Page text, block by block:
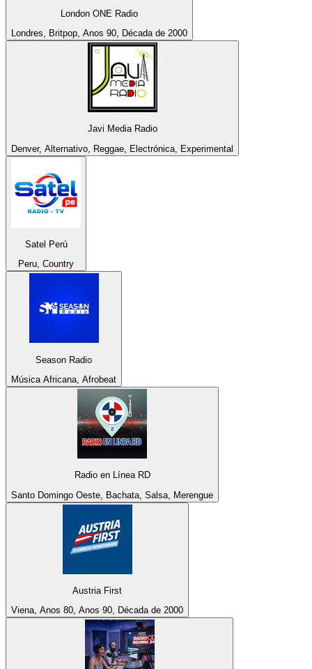
London ONE Radio
Londres, Britpop, Anos 90, Década de 2000
Javi Media Radio
Denver, Alternativo, Reggae, Electrónica, Experimental
Satel Perú
Peru, Country
Season Radio
Música Africana, Afrobeat
Radio en Línea RD
Santo Domingo Oeste, Bachata, Salsa, Merengue
Austria First
Viena, Anos 80, Anos 90, Década de 2000